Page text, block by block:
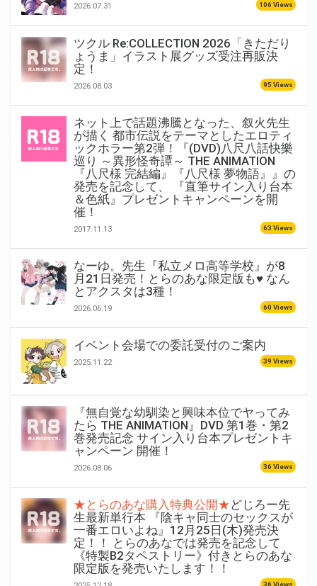
2026.07.31 106 Views
ツクル Re:COLLECTION 2026「きただり
ょうま」イラスト展グッズ受注再販決
定！
2026.08.03 95 Views
ネット上で話題沸騰となった、叙火先生
が描く 都市伝説をテーマとしたエロティ
ックホラー第2弾！『(DVD)八尺八話快樂
巡り ～異形怪奇譚～ THE ANIMATION
『八尺様 完結編』『八尺様 夢物語』』の
発売を記念して、 『直筆サイン入り台本
＆色紙』プレゼントキャンペーンを開
催！
2017.11.13 63 Views
なーゆ。先生『私立メロ高等学校』が8
月21日発売！とらのあな限定版も♥ なん
とアクスタは3種！
2026.06.19 60 Views
イベント会場での委託受付のご案内
2025.11.22 39 Views
『無自覚な幼馴染と興味本位でヤってみ
たら THE ANIMATION』DVD 第1巻・第2
巻発売記念 サイン入り台本プレゼントキ
ャンペーン 開催！
2026.08.06 36 Views
★とらのあな購入特典公開★どじろー先
生最新単行本 『陰キャ同士のセックスが
一番エロいよね』12月25日(木)発売決
定！！ とらのあなでは発売を記念して
《特製B2タペストリー》付きとらのあな
限定版を発売いたします！！